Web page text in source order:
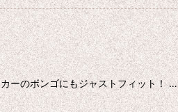
ーのボンゴにもジャストフィット！ …